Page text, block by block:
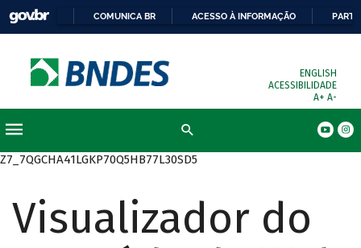
COMUNICA BR ACESSO À INFORMAÇÃO
ENGLISH
ACESSIBILIDADE
A+ A-
Z7_7QGCHA41LGKP70Q5HB77L30SD5
Visualizador do